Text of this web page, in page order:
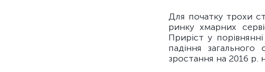
Для початку трохи
ринку хмарних
Приріст у
падіння
зростання на 2016 р.